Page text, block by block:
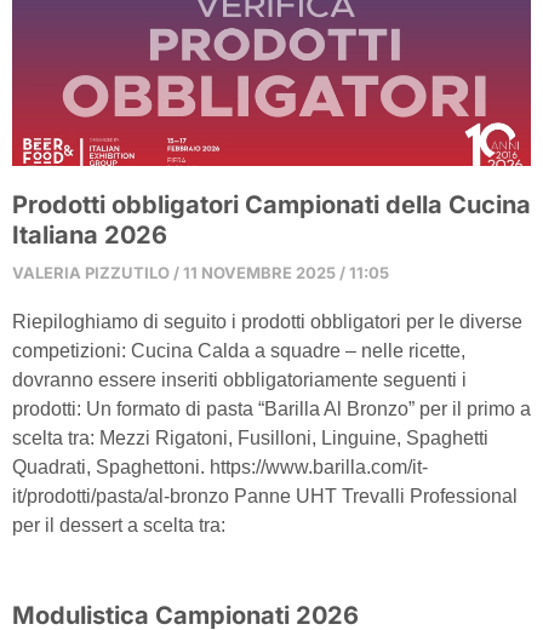
Prodotti obbligatori Campionati della Cucina
Italiana 2026
VALERIA PIZZUTILO 11 NOVEMBRE 2025 11:05
Riepiloghiamo di seguito i prodotti obbligatori per le diverse
competizioni: Cucina Calda a squadre – nelle ricette,
dovranno essere inseriti obbligatoriamente seguenti i
prodotti: Un formato di pasta “Barilla Al Bronzo” per il primo a
scelta tra: Mezzi Rigatoni, Fusilloni, Linguine, Spaghetti
Quadrati, Spaghettoni. https://www.barilla.com/it-
it/prodotti/pasta/al-bronzo Panne UHT Trevalli Professional
per il dessert a scelta tra:
Modulistica Campionati 2026